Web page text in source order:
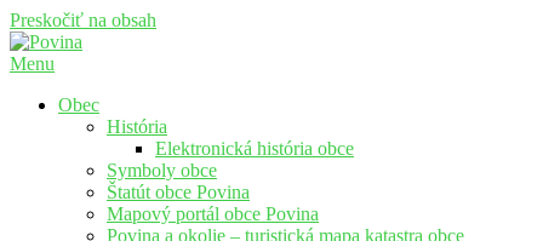
Preskočiť na obsah
Menu
Obec
História
Elektronická história obce
Symboly obce
Štatút obce Povina
Mapový portál obce Povina
Povina a okolie – turistická mapa katastra obce